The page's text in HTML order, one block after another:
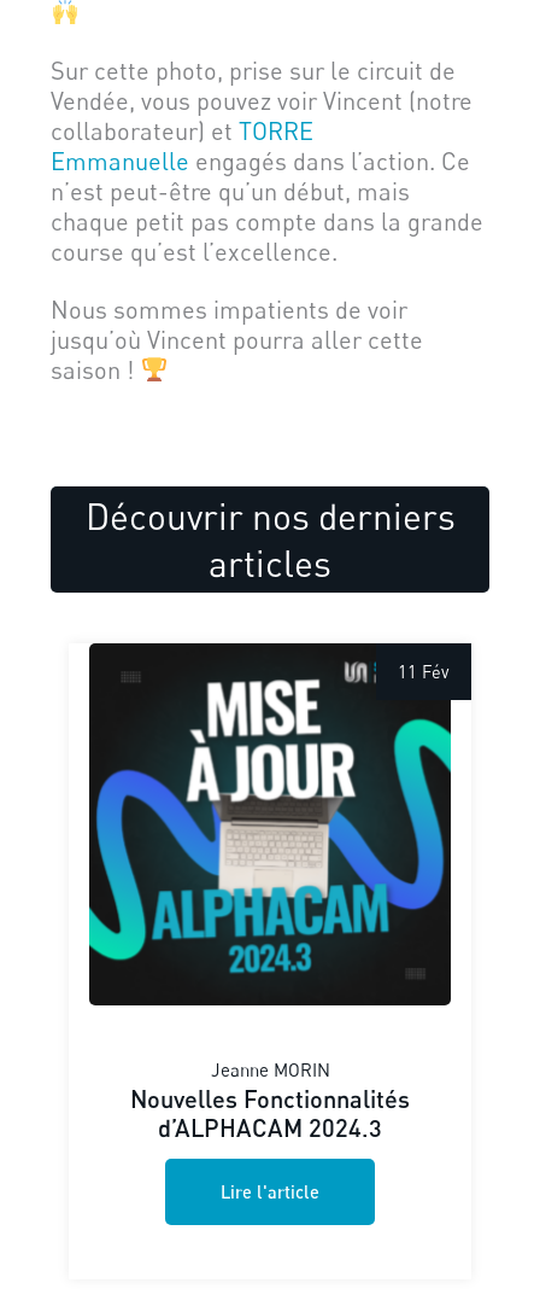
Sur cette photo, prise sur le circuit de
Vendée, vous pouvez voir Vincent (notre
collaborateur) etTORRE
Emmanuelle engagés dans l’action. Ce
n’est peut-être qu’un début, mais
chaque petit pas compte dans la grande
course qu’est l’excellence.
Nous sommes impatients de voir
jusqu’où Vincent pourra aller cette
saison !
Découvrir nos derniers
articles
11 Fév
Jeanne MORIN
Nouvelles Fonctionnalités
d’ALPHACAM 2024.3
Lire l'article